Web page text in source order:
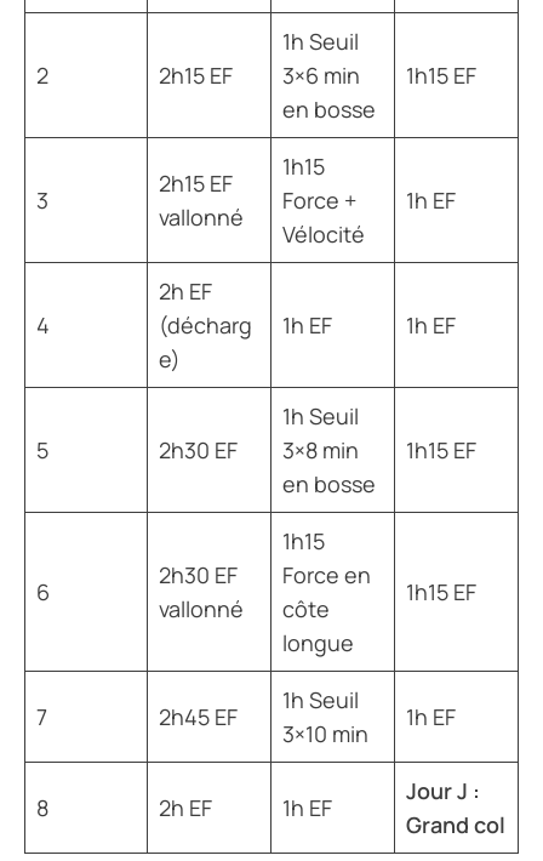
2 2h15 EF
1h Seuil
3×6 min
en bosse
1h15 EF
3
2h15 EF
vallonné
1h15
Force +
Vélocité
1h EF
4
2h EF
(décharg
e)
1h EF 1h EF
5 2h30 EF
1h Seuil
3×8 min
en bosse
1h15 EF
6
2h30 EF
vallonné
1h15
Force en
côte
longue
1h15 EF
7 2h45 EF
1h Seuil
3×10 min
1h EF
8 2h EF 1h EF
Jour J :
Grand col